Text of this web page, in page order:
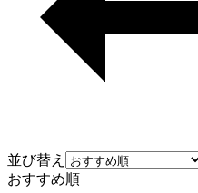
並び替え
おすすめ順